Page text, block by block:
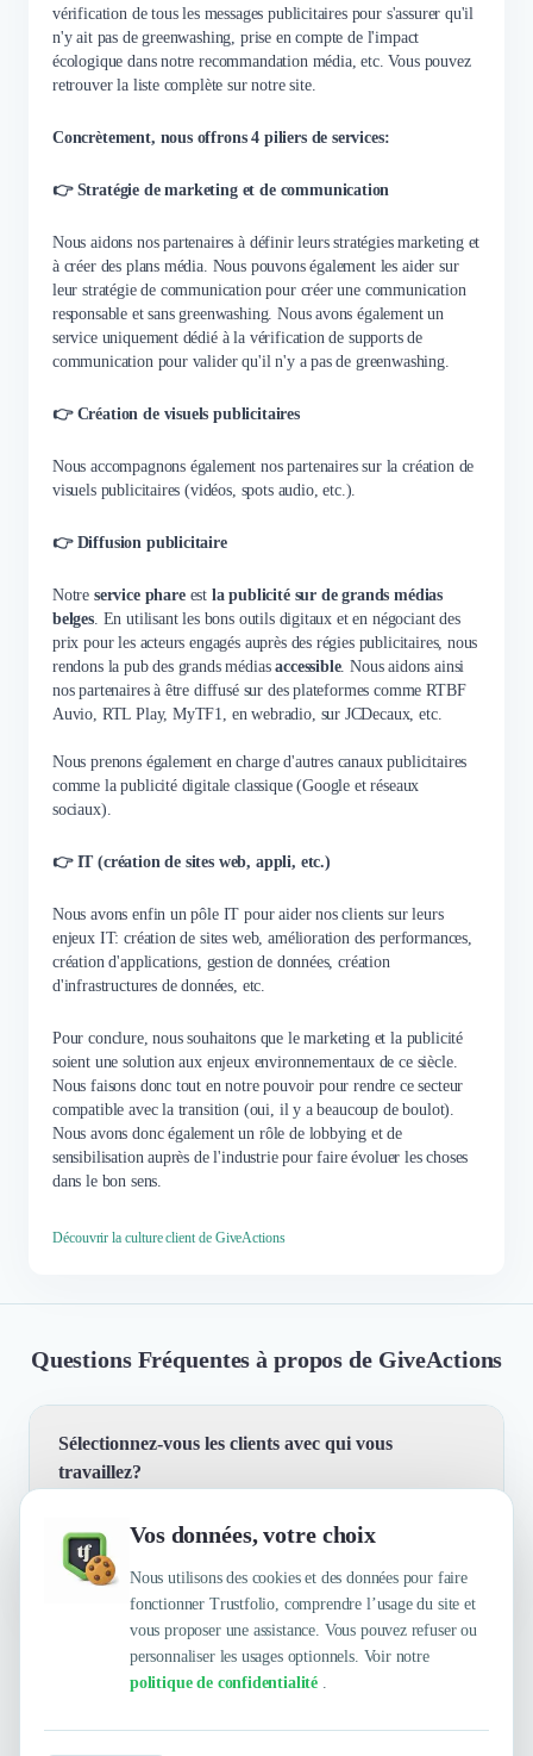
Vos données, votre choix
Nous utilisons des cookies et des données pour faire
fonctionner Trustfolio, comprendre l’usage du site et
vous proposer une assistance. Vous pouvez refuser ou
personnaliser les usages optionnels. Voir notre
politique de confidentialité .
vérification de tous les messages publicitaires pour s'assurer qu'il
n'y ait pas de greenwashing, prise en compte de l'impact
écologique dans notre recommandation média, etc. Vous pouvez
retrouver la liste complète sur notre site.
Concrètement, nous offrons 4 piliers de services:
👉 Stratégie de marketing et de communication
Nous aidons nos partenaires à définir leurs stratégies marketing et
à créer des plans média. Nous pouvons également les aider sur
leur stratégie de communication pour créer une communication
responsable et sans greenwashing. Nous avons également un
service uniquement dédié à la vérification de supports de
communication pour valider qu'il n'y a pas de greenwashing.
👉 Création de visuels publicitaires
Nous accompagnons également nos partenaires sur la création de
visuels publicitaires (vidéos, spots audio, etc.).
👉 Diffusion publicitaire
Notre service phareest la publicité sur de grands médias
belges. En utilisant les bons outils digitaux et en négociant des
prix pour les acteurs engagés auprès des régies publicitaires, nous
rendons la pub des grands médiasaccessible. Nous aidons ainsi
nos partenaires à être diffusé sur des plateformes comme RTBF
Auvio, RTL Play, MyTF1, en webradio, sur JCDecaux, etc.
Nous prenons également en charge d'autres canaux publicitaires
comme la publicité digitale classique (Google et réseaux
sociaux).
👉 IT (création de sites web, appli, etc.)
Nous avons enfin un pôle IT pour aider nos clients sur leurs
enjeux IT: création de sites web, amélioration des performances,
création d'applications, gestion de données, création
d'infrastructures de données, etc.
Pour conclure, nous souhaitons que le marketing et la publicité
soient une solution aux enjeux environnementaux de ce siècle.
Nous faisons donc tout en notre pouvoir pour rendre ce secteur
compatible avec la transition (oui, il y a beaucoup de boulot).
Nous avons donc également un rôle de lobbying et de
sensibilisation auprès de l'industrie pour faire évoluer les choses
dans le bon sens.
Découvrir la culture client de GiveActions
Questions Fréquentes à propos de GiveActions
Sélectionnez-vous les clients avec qui vous
travaillez?
Oui, nous avons une charte de sélection. Nous ne
travaillons qu'avec des structures à impact positif sur
l'environnement, la société, la culture ou la santé.
Il y a uniquement notre service d'accompagnement
pour éviter le greenwashing dans sa communication qui
est accessible à toute structure, peu importe son impact.
Quelles sont les principales qualités que leur
reconnaissent leurs clients ?
Trustfolio a authentifié les feedbacks suivants : À
l'écoute, Efficacité, Bon accompagnement,